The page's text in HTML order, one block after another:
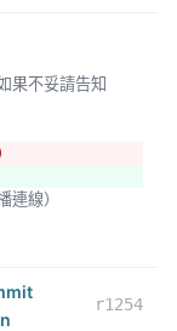
連線）
r1254